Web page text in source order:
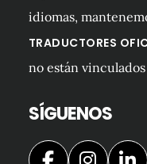
idiomas,
TRADUCTORES
no están
SÍGUENOS